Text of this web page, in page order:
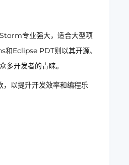
专业强大，适合大型项
Eclipse PDT则以其开源、
开发者的青睐。
以提升开发效率和编程乐